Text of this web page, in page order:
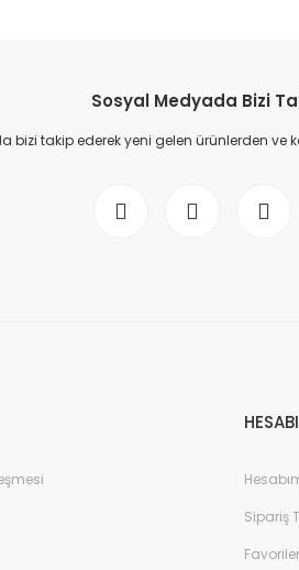
Sosyal Medyada Bizi
bizi takip ederek yeni gelen ürünlerden
Sipariş